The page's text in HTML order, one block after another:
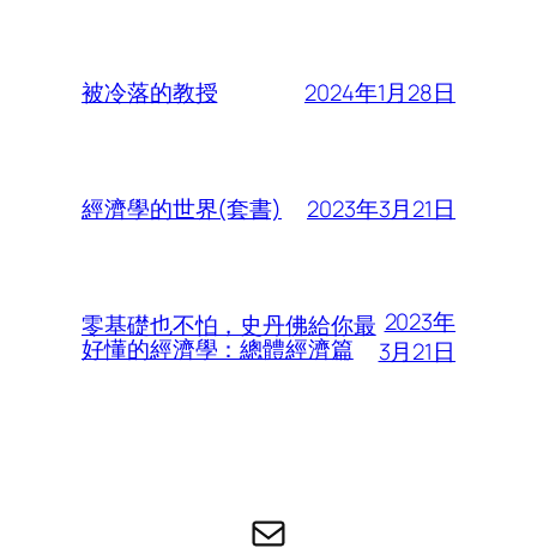
被冷落的教授 2024年1月28日
經濟學的世界(套書) 2023年3月21日
零基礎也不怕，史丹佛給你最
好懂的經濟學：總體經濟篇
2023年
3月21日
电子邮件